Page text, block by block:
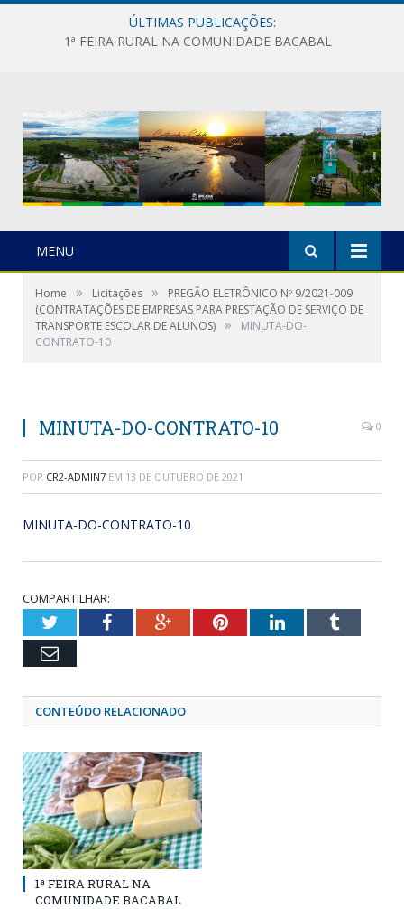
ÚLTIMAS PUBLICAÇÕES:
1ª FEIRA RURAL NA COMUNIDADE BACABAL
MENU
Home » Licitações »
PREGÃO ELETRÔNICO Nº 9/2021-009
(CONTRATAÇÕES DE EMPRESAS PARA PRESTAÇÃO DE SERVIÇO DE
TRANSPORTE ESCOLAR DE ALUNOS) »
MINUTA-DO-
CONTRATO-10
MINUTA-DO-CONTRATO-10 0
POR CR2-ADMIN7 EM 13 DE OUTUBRO DE 2021
MINUTA-DO-CONTRATO-10
COMPARTILHAR:
TwitterFacebookGoogle+PinterestLinkedInTumblr
Email
CONTEÚDO RELACIONADO
1ª FEIRA RURAL NA
COMUNIDADE BACABAL